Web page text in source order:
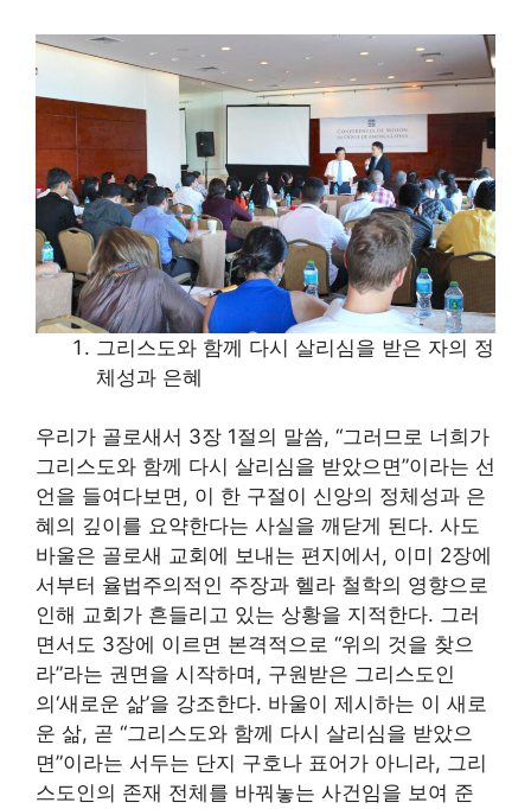
그리스도와 함께 다시 살리심을 받은 자의 정
체성과 은혜
우리가 골로새서 3장 1절의 말씀, “그러므로 너희가
그리스도와 함께 다시 살리심을 받았으면”이라는 선
언을 들여다보면, 이 한 구절이 신앙의 정체성과 은
혜의 깊이를 요약한다는 사실을 깨닫게 된다. 사도
바울은 골로새 교회에 보내는 편지에서, 이미 2장에
서부터 율법주의적인 주장과 헬라 철학의 영향으로
인해 교회가 흔들리고 있는 상황을 지적한다. 그러
면서도 3장에 이르면 본격적으로 “위의 것을 찾으
라”라는 권면을 시작하며, 구원받은 그리스도인
의‘새로운 삶’을 강조한다. 바울이 제시하는 이 새로
운 삶, 곧 “그리스도와 함께 다시 살리심을 받았으
면”이라는 서두는 단지 구호나 표어가 아니라, 그리
스도인의 존재 전체를 바꿔놓는 사건임을 보여 준